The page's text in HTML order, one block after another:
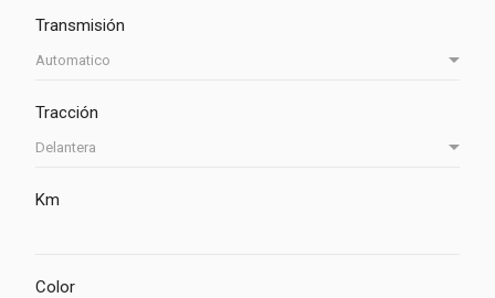
Transmisión
Tracción
Km
Color